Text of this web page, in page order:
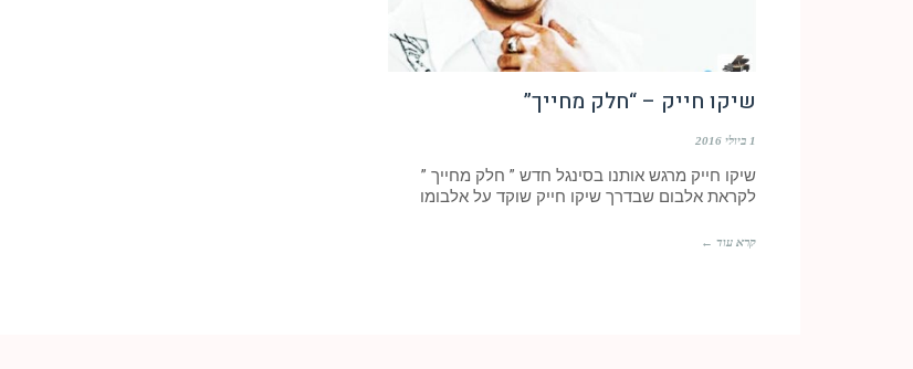
שיקו חייק – “חלק מחייך”
1 ביולי 2016
שיקו חייק מרגש אותנו בסינגל חדש ” חלק מחייך ”
לקראת אלבום שבדרך שיקו חייק שוקד על אלבומו
קרא עוד ←